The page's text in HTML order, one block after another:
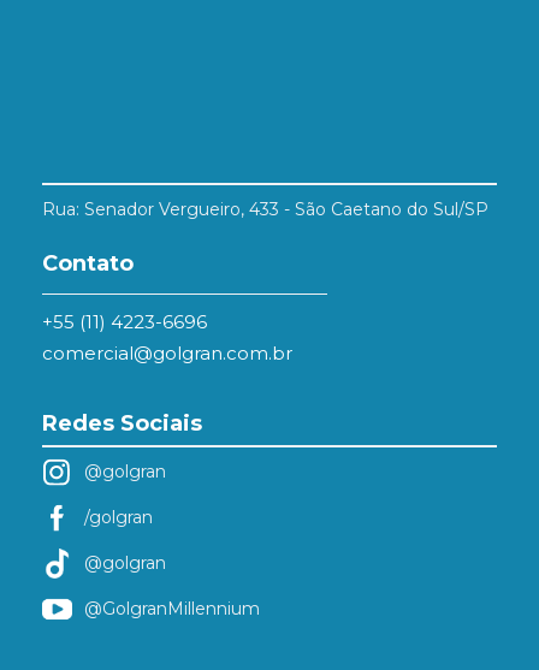
Rua: Senador Vergueiro, 433 - São Caetano do Sul/SP
Contato
+55 (11) 4223-6696
comercial@golgran.com.br
Redes Sociais
@golgran
/golgran
@golgran
@GolgranMillennium